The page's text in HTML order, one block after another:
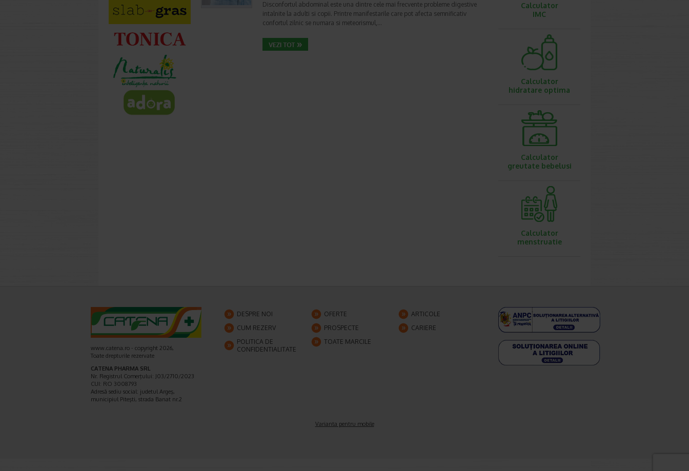
Disconfortul abdominal este una dintre cele mai frecvente probleme digestive
intalnite la adulti si copii. Printre manifestarile care pot afecta semnificativ
confortul zilnic se numara si meteorismul,…
Calculator
IMC
Calculator
hidratare optima
Calculator
greutate bebelusi
Calculator
menstruatie
www.catena.ro - copyright 2026,
Toate drepturile rezervate
CATENA PHARMA SRL
Nr. Registrul Comerţului: J03/2710/2023
CUI: RO 3008793
Adresă sediu social: judetul Argeş,
municipiul Piteşti, strada Banat nr.2
DESPRE NOI OFERTE
ARTICOLE
CUM REZERV
PROSPECTE
CARIERE
POLITICA DE
CONFIDENTIALITATE
TOATE MARCILE
Varianta pentru mobile